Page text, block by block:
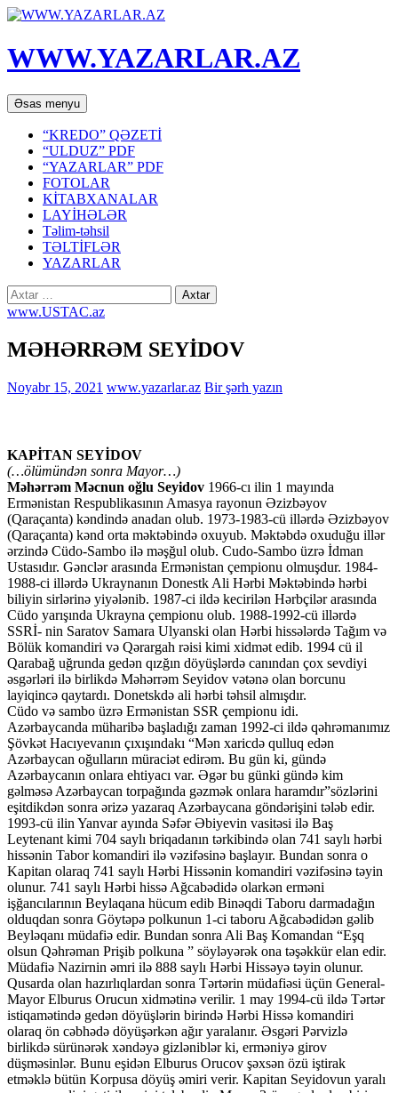
WWW.YAZARLAR.AZ
Axtar
Əsas menyu Mühtəviyyata
keç
“KREDO” QƏZETİ
“ULDUZ” PDF
“YAZARLAR” PDF
FOTOLAR
KİTABXANALAR
LAYİHƏLƏR
Təlim-təhsil
TƏLTİFLƏR
YAZARLAR
Axtarış:
www.USTAC.az
MƏHƏRRƏM SEYİDOV
Noyabr 15, 2021 www.yazarlar.az Bir şərh yazın
KAPİTAN SEYİDOV
(…ölümündən sonra Mayor…)
Məhərrəm Məcnun oğlu Seyidov 1966-cı ilin 1 mayında
Ermənistan Respublikasının Amasya rayonun Əzizbəyov
(Qaraçanta) kəndində anadan olub. 1973-1983-cü illərdə Əzizbəyov
(Qaraçanta) kənd orta məktəbində oxuyub. Məktəbdə oxuduğu illər
ərzində Cüdo-Sambo ilə məşğul olub. Cudo-Sambo üzrə İdman
Ustasıdır. Gənclər arasında Ermənistan çempionu olmuşdur. 1984-
1988-ci illərdə Ukraynanın Donestk Ali Hərbi Məktəbində hərbi
biliyin sirlərinə yiyələnib. 1987-ci ildə kecirilən Hərbçilər arasında
Cüdo yarışında Ukrayna çempionu olub. 1988-1992-cü illərdə
SSRİ- nin Saratov Samara Ulyanski olan Hərbi hissələrdə Tağım və
Bölük komandiri və Qərargah rəisi kimi xidmət edib. 1994 cü il
Qarabağ uğrunda gedən qızğın döyüşlərdə canından çox sevdiyi
əsgərləri ilə birlikdə Məhərrəm Seyidov vətənə olan borcunu
layiqincə qaytardı. Donetskdə ali hərbi təhsil almışdır.
Cüdo və sambo üzrə Ermənistan SSR çempionu idi.
Azərbaycanda müharibə başladığı zaman 1992-ci ildə qəhrəmanımız
Şövkət Hacıyevanın çıxışındakı “Mən xaricdə qulluq edən
Azərbaycan oğulların müraciət edirəm. Bu gün ki, gündə
Azərbaycanın onlara ehtiyacı var. Əgər bu günki gündə kim
gəlməsə Azərbaycan torpağında gəzmək onlara haramdır”sözlərini
eşitdikdən sonra ərizə yazaraq Azərbaycana göndərişini tələb edir.
1993-cü ilin Yanvar ayında Səfər Əbiyevin vasitəsi ilə Baş
Leytenant kimi 704 saylı briqadanın tərkibində olan 741 saylı hərbi
hissənin Tabor komandiri ilə vəzifəsinə başlayır. Bundan sonra o
Kapitan olaraq 741 saylı Hərbi Hissənin komandiri vəzifəsinə təyin
olunur. 741 saylı Hərbi hissə Ağcabədidə olarkən erməni
işğancılarının Beylaqana hücum edib Binəqdi Taboru darmadağın
olduqdan sonra Göytəpə polkunun 1-ci taboru Ağcabədidən gəlib
Beyləqanı müdafiə edir. Bundan sonra Ali Baş Komandan “Eşq
olsun Qəhrəman Prişib polkuna ” söyləyərək ona təşəkkür elan edir.
Müdafiə Nazirnin əmri ilə 888 saylı Hərbi Hissəyə təyin olunur.
Qusarda olan hazırlıqlardan sonra Tərtərin müdafiəsi üçün General-
Mayor Elburus Orucun xidmətinə verilir. 1 may 1994-cü ildə Tərtər
istiqamətində gedən döyüşlərin birində Hərbi Hissə komandiri
olaraq ön cəbhədə döyüşərkən ağır yaralanır. Əsgəri Pərvizlə
birlikdə sürünərək xəndəyə gizləniblər ki, erməniyə girov
düşməsinlər. Bunu eşidən Elburus Orucov şəxsən özü iştirak
etməklə bütün Korpusa döyüş əmiri verir. Kapitan Seyidovun yaralı